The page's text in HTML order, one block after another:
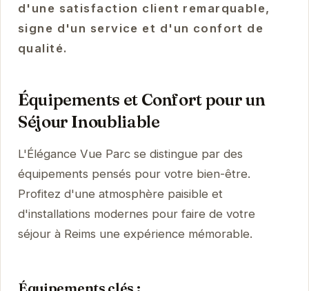
d'une satisfaction client remarquable,
signe d'un service et d'un confort de
qualité.
Équipements et Confort pour un
Séjour Inoubliable
L'Élégance Vue Parc se distingue par des
équipements pensés pour votre bien-être.
Profitez d'une atmosphère paisible et
d'installations modernes pour faire de votre
séjour à Reims une expérience mémorable.